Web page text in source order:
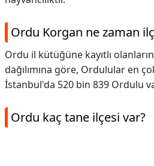
Ordu Korgan ne zaman
Ordu il kütüğüne kayıtlı
dağılımına göre, Ordulular en
İstanbul'da 520 bin 839 Ordulu
Ordu kaç tane ilçesi var?